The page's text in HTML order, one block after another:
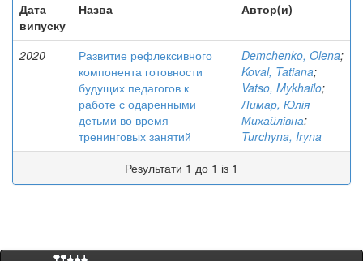
Дата
випуску
Назва Автор(и)
2020
Развитие рефлексивного
компонента готовности
будущих педагогов к
работе с одаренными
детьми во время
тренинговых занятий
Demchenko, Olena;
Koval, Tatiana;
Vatso, Mykhailo;
Лимар, Юлія
Михайлівна;
Turchyna, Iryna
Результати 1 до 1 із 1